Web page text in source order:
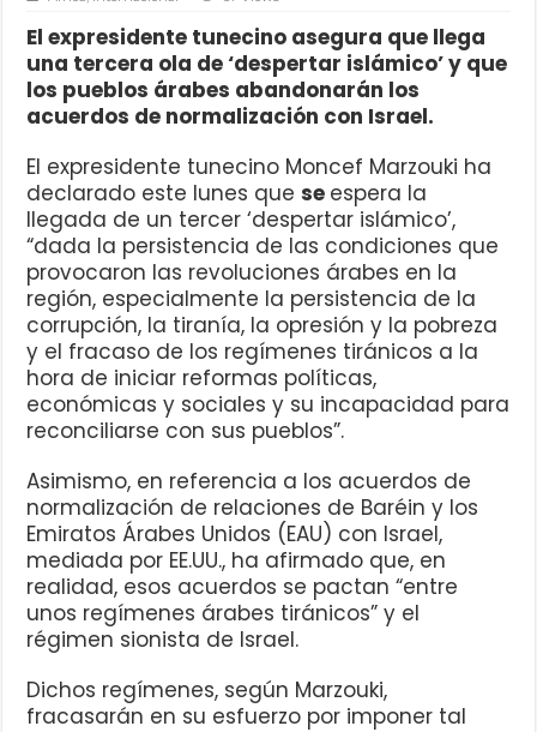
El expresidente tunecino asegura que llega
una tercera ola de ‘despertar islámico’ y que
los pueblos árabes abandonarán los
acuerdos de normalización con Israel.
El expresidente tunecino Moncef Marzouki ha
declarado este lunes quese espera la
llegada de un tercer ‘despertar islámico’,
“dada la persistencia de las condiciones que
provocaron las revoluciones árabes en la
región, especialmente la persistencia de la
corrupción, la tiranía, la opresión y la pobreza
y el fracaso de los regímenes tiránicos a la
hora de iniciar reformas políticas,
económicas y sociales y su incapacidad para
reconciliarse con sus pueblos”.
Asimismo, en referencia a los acuerdos de
normalización de relaciones de Baréin y los
Emiratos Árabes Unidos (EAU) con Israel,
mediada por EE.UU., ha afirmado que, en
realidad, esos acuerdos se pactan “entre
unos regímenes árabes tiránicos” y el
régimen sionista de Israel.
Dichos regímenes, según Marzouki,
fracasarán en su esfuerzo por imponer tal